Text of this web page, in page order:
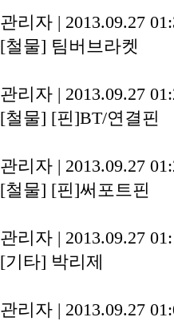
관리자 | 2013.09.27
[철물] 팀버브라켓
관리자 | 2013.09.27
[철물] [핀]BT/연결핀
관리자 | 2013.09.27
[철물] [핀]써포트핀
관리자 | 2013.09.27
[기타] 박리제
관리자 | 2013.09.27